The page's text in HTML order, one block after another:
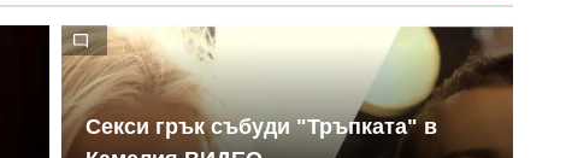
Секси грък събуди "Тръпката" в